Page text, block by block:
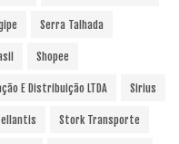
Serra Talhada
Shopee
E Distribuição LTDA Sirius
Stork Transporte